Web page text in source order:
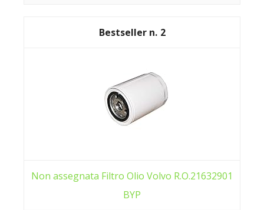
2
Non assegnata Filtro Olio Volvo R.O.21632901
BYP